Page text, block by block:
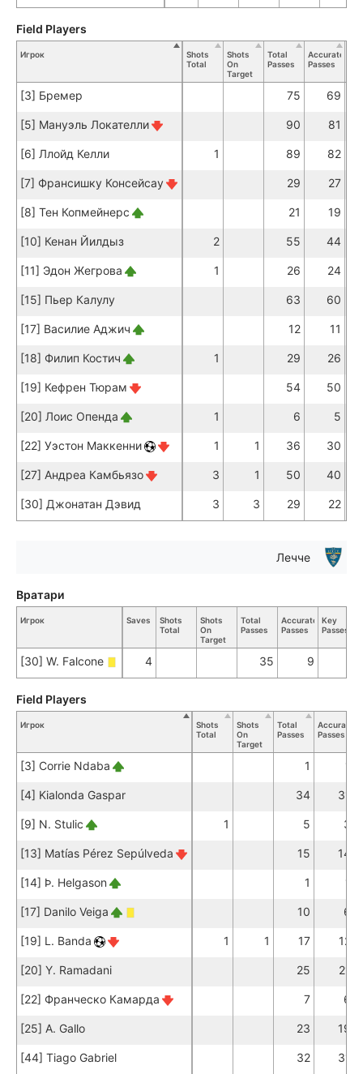
Игрок
Shots
Total
Shots
On
Target
Total
Passes
Accurate
Passes
[3] Бремер 75 69
[5] Мануэль Локателли 90 81
[6] Ллойд Келли 1 89 82
[7] Франсишку Консейсау 29 27
[8] Тен Копмейнерс 21 19
[10] Кенан Йилдыз 2 55 44
[11] Эдон Жегрова 1 26 24
[15] Пьер Калулу 63 60
[17] Василие Аджич 12 11
[18] Филип Костич 1 29 26
[19] Кефрен Тюрам 54 50
[20] Лоис Опенда 1 6 5
[22] Уэстон Маккенни 1 1 36 30
[27] Андреа Камбьязо 3 1 50 40
[30] Джонатан Дэвид 3 3 29 22
Field Players
Лечче
Игрок Saves
Shots
Total
Shots
On
Target
Total
Passes
Accurate
Passes
Key
Passes
[30] W. Falcone 4 35 9
Вратари
Игрок
Shots
Total
Shots
On
Target
Total
Passes
Accurate
Passes
[3] Corrie Ndaba 1
[4] Kialonda Gaspar 34 31
[9] N. Stulic 1 5 3
[13] Matías Pérez Sepúlveda 15 14
[14] Þ. Helgason 1
[17] Danilo Veiga 10 6
[19] L. Banda 1 1 17 12
[20] Y. Ramadani 25 21
[22] Франческо Камарда 7 6
[25] A. Gallo 23 19
[44] Tiago Gabriel 32 31
Field Players